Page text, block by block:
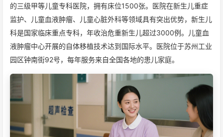
的三级甲等儿童专科医院，拥有床位1500张。医院在新生儿重症
监护、儿童血液肿瘤、儿童心脏外科等领域具有突出优势，新生儿
科是国家临床重点专科，年收治危重新生儿超过3000例。儿童血
液肿瘤中心开展的自体移植技术达到国际水平。医院位于苏州工业
园区钟南街92号，每年服务来自全国各地的患儿家庭。